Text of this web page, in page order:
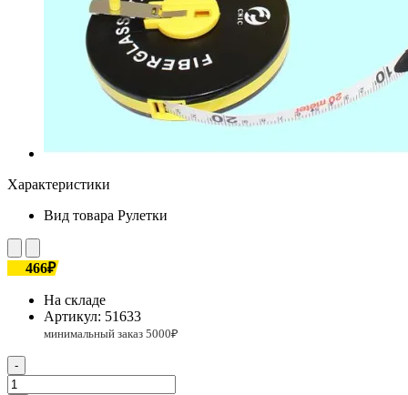
Характеристики
Вид товара Рулетки
466₽
На складе
Артикул: 51633
-